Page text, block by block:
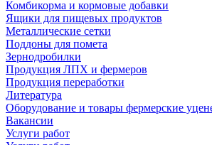
Комбикорма и кормовые добавки
Ящики для пищевых продуктов
Металлические сетки
Поддоны для помета
Зернодробилки
Продукция ЛПХ и фермеров
Продукция переработки
Литература
Оборудование и товары фермерские
Вакансии
Услуги работ